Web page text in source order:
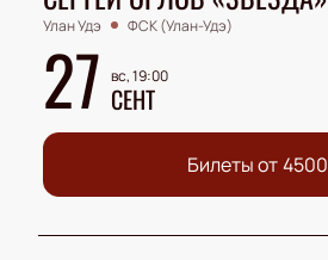
Улан Удэ ФСК (Улан-Удэ)
27 вс, 19:00
СЕНТ
Билеты от4500